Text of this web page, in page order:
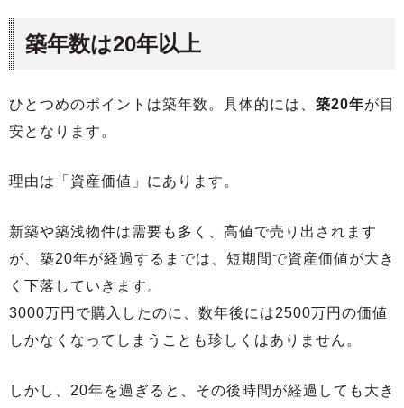
築年数は20年以上
ひとつめのポイントは築年数。具体的には、 築20年が目
安となります。
理由は「資産価値」にあります。
新築や築浅物件は需要も多く、高値で売り出されます
が、築20年が経過するまでは、短期間で資産価値が大き
く下落していきます。
3000万円で購入したのに、数年後には2500万円の価値
しかなくなってしまうことも珍しくはありません。
しかし、20年を過ぎると、その後時間が経過しても大き